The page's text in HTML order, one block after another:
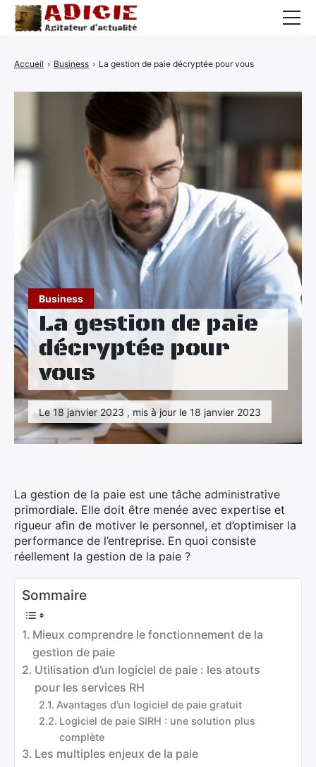
Business
La gestion de paie
décryptée pour
vous
Le 18 janvier 2023 , mis à jour le 18 janvier 2023
Accueil › Business › La gestion de paie décryptée pour vous
La gestion de la paie est une tâche administrative
primordiale. Elle doit être menée avec expertise et
rigueur afin de motiver le personnel, et d’optimiser la
performance de l’entreprise. En quoi consiste
réellement la gestion de la paie ?
Sommaire
Mieux comprendre le fonctionnement de la
gestion de paie
Utilisation d’un logiciel de paie : les atouts
pour les services RH
Avantages d’un logiciel de paie gratuit
Logiciel de paie SIRH : une solution plus
complète
Les multiples enjeux de la paie
Culture
Finance
High-Tech
Insolite
Lifestyle
Maison
Santé
Tourisme